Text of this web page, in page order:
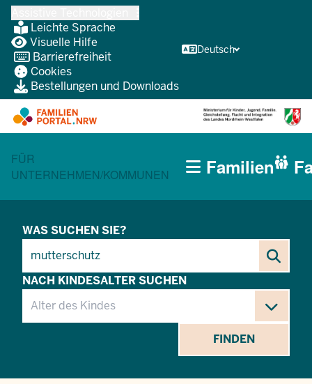
Zum
Inhalt
wechseln
Leichte Sprache
Visuelle Hilfe
Barrierefreiheit
Cookies
Bestellungen und Downloads
Deutsch
CURRENT SECTION FÜR FAMILIEN
FÜR
UNTERNEHMEN/KOMMUNEN (BÜRGERBEREICH
Familien
WAS SUCHEN SIE?
NACH KINDESALTER SUCHEN
FINDEN